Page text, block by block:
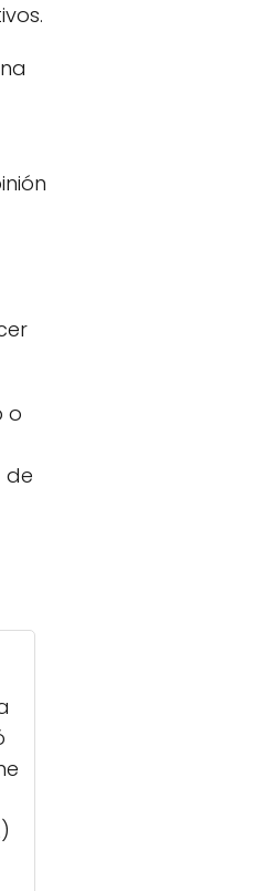
o
de